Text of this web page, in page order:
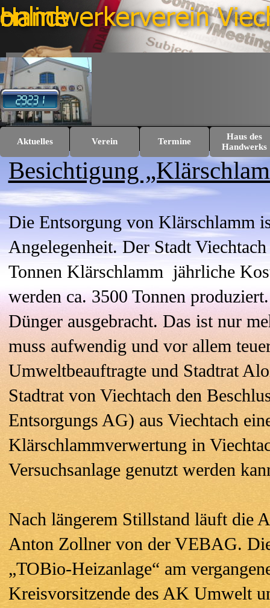
Direkt zum Seiteninhalt
Aktuelles Verein ▼
Termine ▼
Haus des
Handwerks
Besichtigung
Die Entsorgung von Klärschlamm
Angelegenheit. Der Stadt
Tonnen Klärschlamm jährliche
werden ca. 3500 Tonnen
Dünger ausgebracht. Das ist nur
muss aufwendig und vor allem
Umweltbeauftragte und Stadtrat
Stadtrat von Viechtach den
Entsorgungs AG) aus Viechtach
Klärschlammverwertung in
Versuchsanlage genutzt werden
Nach längerem Stillstand läuft die
Anton Zollner von der VEBAG.
„TOBio-Heizanlage“ am
Kreisvorsitzende des AK Umwelt